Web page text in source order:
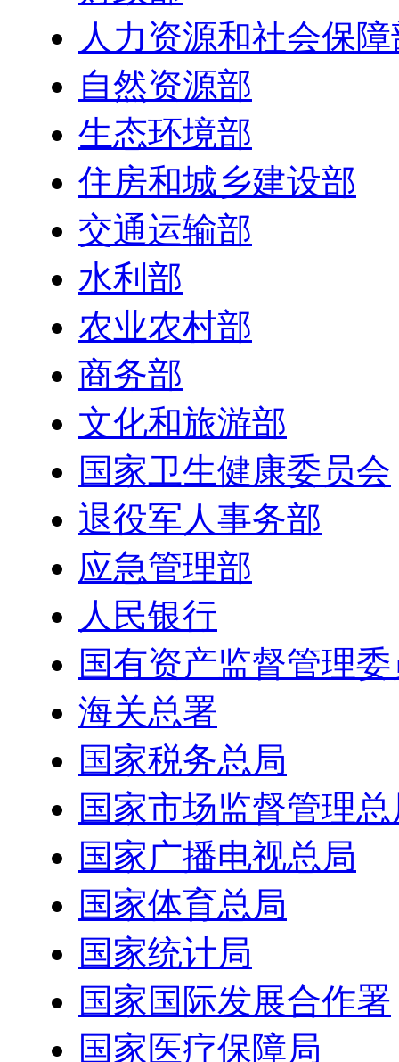
人力资源和社会保
自然资源部
生态环境部
住房和城乡建设部
交通运输部
水利部
农业农村部
商务部
文化和旅游部
国家卫生健康委员会
退役军人事务部
应急管理部
人民银行
国有资产监督管理
海关总署
国家税务总局
国家市场监督管理
国家广播电视总局
国家体育总局
国家统计局
国家国际发展合作署
国家医疗保障局